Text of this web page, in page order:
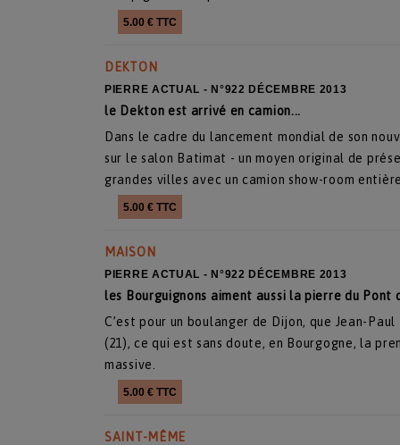
5.00 € TTC
DEKTON
PIERRE ACTUAL - N°922 DÉCEMBRE 2013
le Dekton est arrivé en camion...
Dans le cadre du lancement mondial de son
sur le salon Batimat - un moyen original de
grandes villes avec un camion show-room
5.00 € TTC
MAISON
PIERRE ACTUAL - N°922 DÉCEMBRE 2013
les Bourguignons aiment aussi la pierre du Pont
C’est pour un boulanger de Dijon, que Jean-
(21), ce qui est sans doute, en Bourgogne, la
massive.
5.00 € TTC
SAINT-MÊME